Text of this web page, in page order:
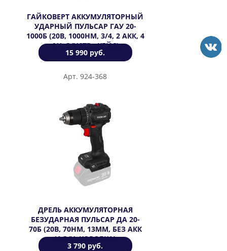
ГАЙКОВЕРТ АККУМУЛЯТОРНЫЙ
УДАРНЫЙ ПУЛЬСАР ГАУ 20-
1000Б (20В, 1000HМ, 3/4, 2 АКК, 4
АЧ, З/УСТР., КЕЙС)
15 990 руб.
Арт. 924-368
ДРЕЛЬ АККУМУЛЯТОРНАЯ
БЕЗУДАРНАЯ ПУЛЬСАР ДА 20-
70Б (20В, 70НМ, 13ММ, БЕЗ АКК
И З/У, КОРОБКА)
3 790 руб.